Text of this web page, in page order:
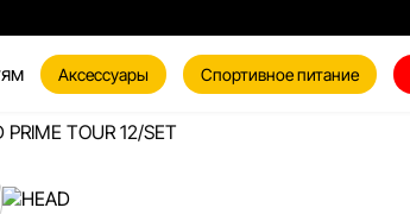
Аксессуары Спортивное питание
TOUR 12/SET